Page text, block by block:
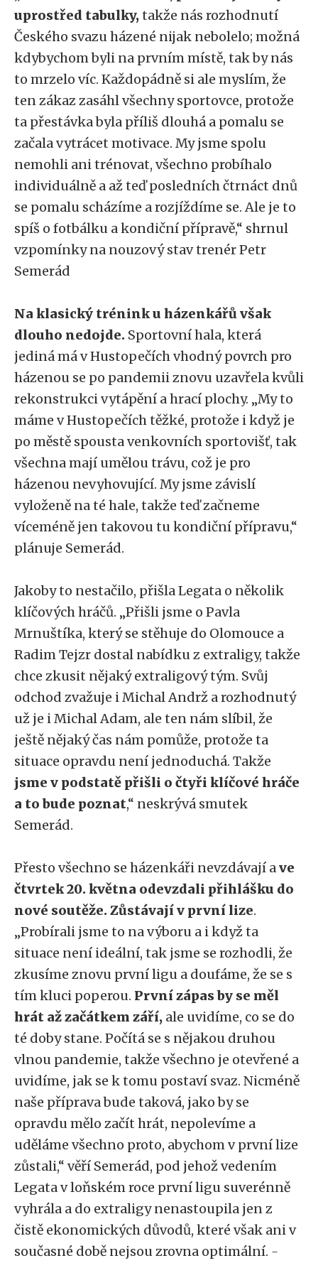
uprostřed tabulky,takže nás rozhodnutí
Českého svazu házené nijak nebolelo; možná
kdybychom byli na prvním místě, tak by nás
to mrzelo víc. Každopádně si ale myslím, že
ten zákaz zasáhl všechny sportovce, protože
ta přestávka byla příliš dlouhá a pomalu se
začala vytrácet motivace. My jsme spolu
nemohli ani trénovat, všechno probíhalo
individuálně a až teď posledních čtrnáct dnů
se pomalu scházíme a rozjíždíme se. Ale je to
spíš o fotbálku a kondiční přípravě,“ shrnul
vzpomínky na nouzový stav trenér Petr
Semerád
Na klasický trénink u házenkářů však
dlouho nedojde. Sportovní hala, která
jediná má v Hustopečích vhodný povrch pro
házenou se po pandemii znovu uzavřela kvůli
rekonstrukci vytápění a hrací plochy. „My to
máme v Hustopečích těžké, protože i když je
po městě spousta venkovních sportovišť, tak
všechna mají umělou trávu, což je pro
házenou nevyhovující. My jsme závislí
vyloženě na té hale, takže teď začneme
víceméně jen takovou tu kondiční přípravu,“
plánuje Semerád.
Jakoby to nestačilo, přišla Legata o několik
klíčových hráčů. „Přišli jsme o Pavla
Mrnuštíka, který se stěhuje do Olomouce a
Radim Tejzr dostal nabídku z extraligy, takže
chce zkusit nějaký extraligový tým. Svůj
odchod zvažuje i Michal Andrž a rozhodnutý
už je i Michal Adam, ale ten nám slíbil, že
ještě nějaký čas nám pomůže, protože ta
situace opravdu není jednoduchá. Takže
jsme v podstatě přišli o čtyři klíčové hráče
a to bude poznat,“ neskrývá smutek
Semerád.
Přesto všechno se házenkáři nevzdávají ave
čtvrtek 20. května odevzdali přihlášku do
nové soutěže. Zůstávají v první lize.
„Probírali jsme to na výboru a i když ta
situace není ideální, tak jsme se rozhodli, že
zkusíme znovu první ligu a doufáme, že se s
tím kluci poperou. První zápas by se měl
hrát až začátkem září, ale uvidíme, co se do
té doby stane. Počítá se s nějakou druhou
vlnou pandemie, takže všechno je otevřené a
uvidíme, jak se k tomu postaví svaz. Nicméně
naše příprava bude taková, jako by se
opravdu mělo začít hrát, nepolevíme a
uděláme všechno proto, abychom v první lize
zůstali,“ věří Semerád, pod jehož vedením
Legata v loňském roce první ligu suverénně
vyhrála a do extraligy nenastoupila jen z
čistě ekonomických důvodů, které však ani v
současné době nejsou zrovna optimální. -